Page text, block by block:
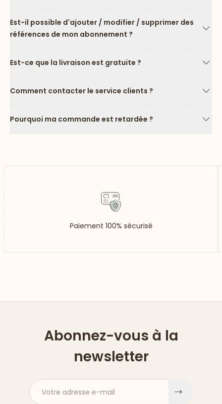
Est-il possible d'ajouter / modifier / supprimer des
références de mon abonnement ?
Est-ce que la livraison est gratuite ?
Comment contacter le service clients ?
Pourquoi ma commande est retardée ?
Paiement 100% sécurisé
Abonnez-vous à la
newsletter
Votre adresse e-mail